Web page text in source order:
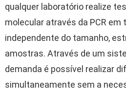
qualquer laboratório realize
molecular através da PCR em
independente do tamanho,
amostras. Através de um
demanda é possível realizar
simultaneamente sem a